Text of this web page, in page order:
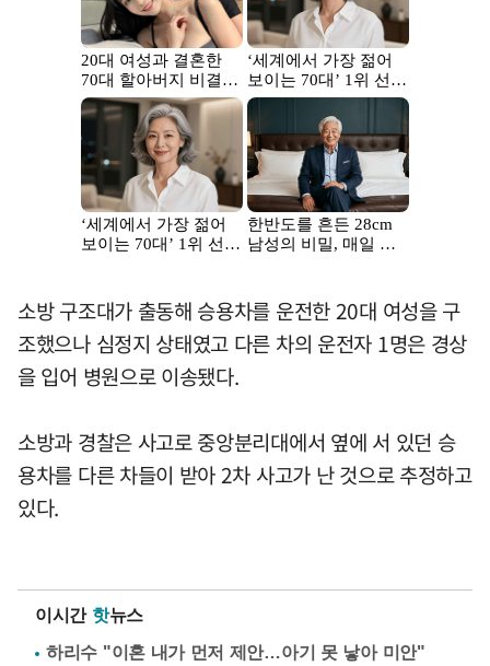
소방 구조대가 출동해 승용차를 운전한 20대 여성을 구
조했으나 심정지 상태였고 다른 차의 운전자 1명은 경상
을 입어 병원으로 이송됐다.
소방과 경찰은 사고로 중앙분리대에서 옆에 서 있던 승
용차를 다른 차들이 받아 2차 사고가 난 것으로 추정하고
있다.
이시간 핫뉴스
하리수 "이혼 내가 먼저 제안…아기 못 낳아 미안"